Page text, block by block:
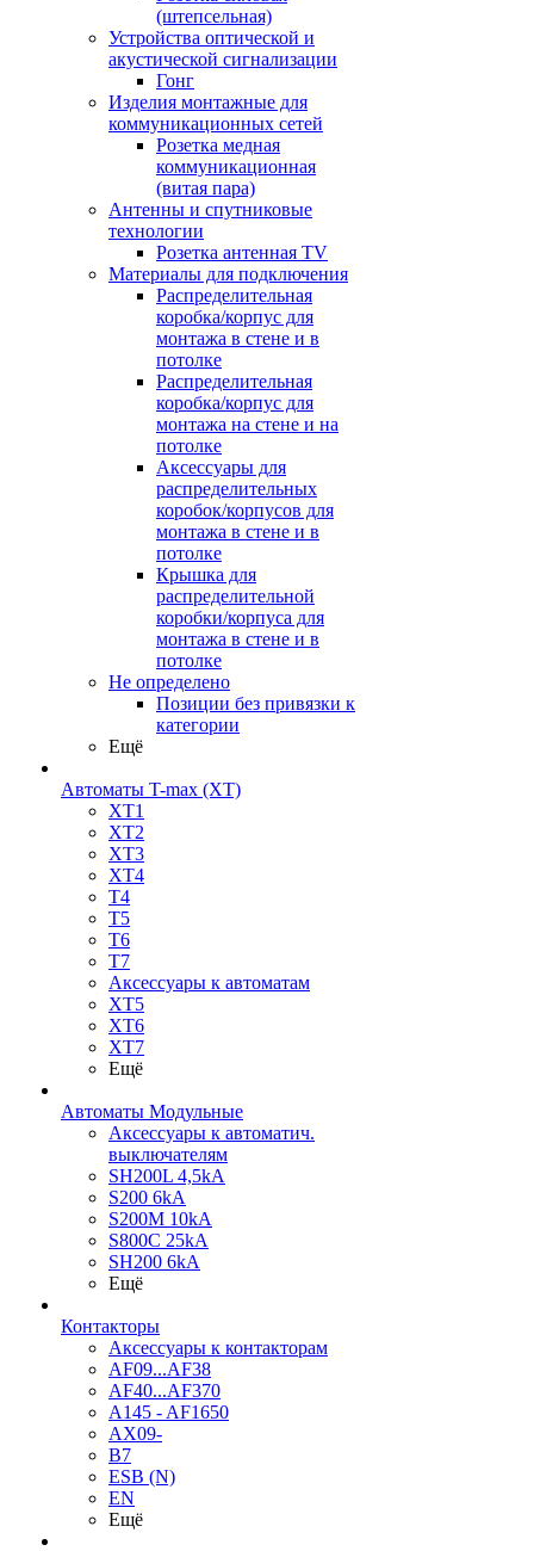
(штепсельная)
Устройства оптической и
акустической сигнализации
Гонг
Изделия монтажные для
коммуникационных сетей
Розетка медная
коммуникационная
(витая пара)
Антенны и спутниковые
технологии
Розетка антенная TV
Материалы для подключения
Распределительная
коробка/корпус для
монтажа в стене и в
потолке
Распределительная
коробка/корпус для
монтажа на стене и на
потолке
Аксессуары для
распределительных
коробок/корпусов для
монтажа в стене и в
потолке
Крышка для
распределительной
коробки/корпуса для
монтажа в стене и в
потолке
Не определено
Позиции без привязки к
категории
Ещё
Автоматы T-max (XT)
XT1
XT2
XT3
XT4
T4
T5
T6
T7
Аксессуары к автоматам
XT5
XT6
XT7
Ещё
Автоматы Модульные
Аксессуары к автоматич.
выключателям
SH200L 4,5kA
S200 6kA
S200M 10kA
S800C 25kA
SH200 6kA
Ещё
Контакторы
Аксессуары к контакторам
AF09...AF38
AF40...AF370
A145 - AF1650
AX09-
B7
ESB (N)
EN
Ещё